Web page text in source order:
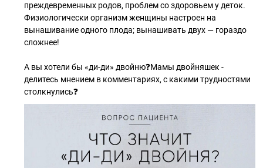
преждевременных родов, проблем со здоровьем у деток.
Физиологически организм женщины настроен на
вынашивание одного плода; вынашивать двух — гораздо
сложнее!
А вы хотели бы «ди-ди» двойню❓Мамы двойняшек -
делитесь мнением в комментариях, с какими трудностями
столкнулись❓